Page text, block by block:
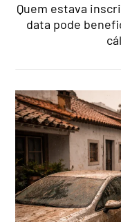
Quem estava
data pode